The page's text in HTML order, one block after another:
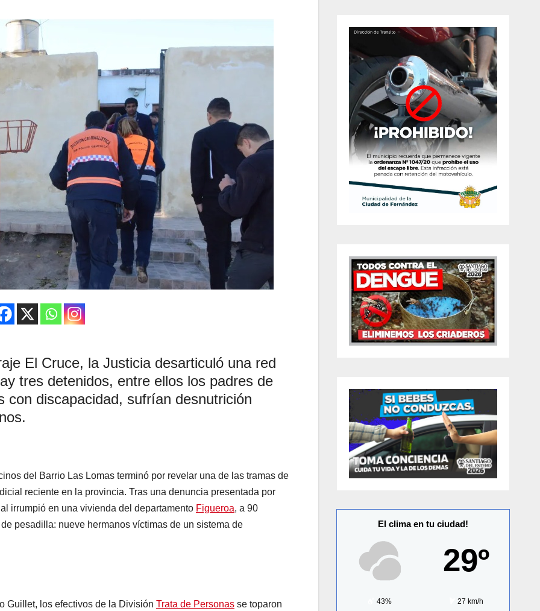
El Cruce, la Justicia desarticuló una red
tres detenidos, entre ellos los padres de
discapacidad, sufrían desnutrición
del Barrio Las Lomas terminó por revelar una de las tramas de
reciente en la provincia. Tras una denuncia presentada por
irrumpió en una vivienda del departamento Figueroa, a 90
pesadilla: nueve hermanos víctimas de un sistema de
Guillet, los efectivos de la División Trata de Personas se toparon
El clima en tu ciudad!
29º
43% 27 km/h